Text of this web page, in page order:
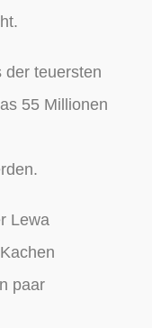
der teuersten
55 Millionen
Lewa
paar